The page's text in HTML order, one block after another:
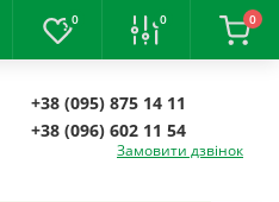
0 0 0
+38 (095) 875 14 11
+38 (096) 602 11 54
Замовити дзвінок